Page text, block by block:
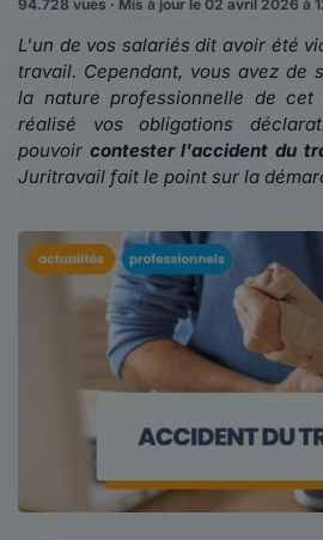
94.728 vues · Mis à jour le 02 avril 2026 à
L'un de vos salariés dit avoir été
travail. Cependant, vous avez de
la nature professionnelle de cet
réalisé vos obligations
pouvoir contester l'accident du
Juritravail fait le point sur la